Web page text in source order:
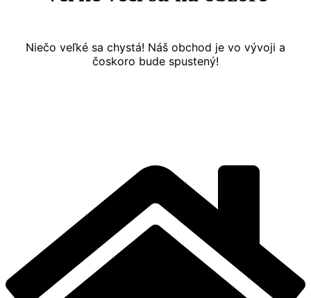
Niečo veľké sa chystá! Náš obchod je vo vývoji a
čoskoro bude spustený!